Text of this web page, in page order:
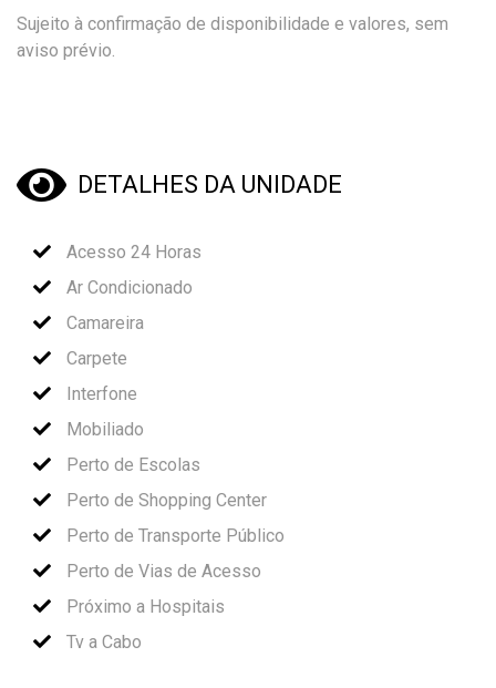
Sujeito à confirmação de disponibilidade e valores, sem
aviso prévio.
DETALHES DA UNIDADE
Acesso 24 Horas
Ar Condicionado
Camareira
Carpete
Interfone
Mobiliado
Perto de Escolas
Perto de Shopping Center
Perto de Transporte Público
Perto de Vias de Acesso
Próximo a Hospitais
Tv a Cabo